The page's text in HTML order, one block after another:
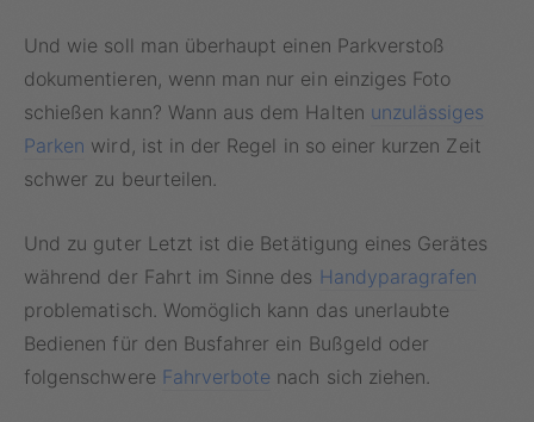
Und wie soll man überhaupt einen Parkverstoß
dokumentieren, wenn man nur ein einziges Foto
schießen kann? Wann aus dem Halten unzulässiges
Parken wird, ist in der Regel in so einer kurzen Zeit
schwer zu beurteilen.
Und zu guter Letzt ist die Betätigung eines Gerätes
während der Fahrt im Sinne des Handyparagrafen
problematisch. Womöglich kann das unerlaubte
Bedienen für den Busfahrer ein Bußgeld oder
folgenschwere Fahrverbote nach sich ziehen.